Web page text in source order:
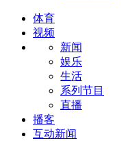
体育
视频
新闻
娱乐
生活
系列节目
直播
播客
互动新闻